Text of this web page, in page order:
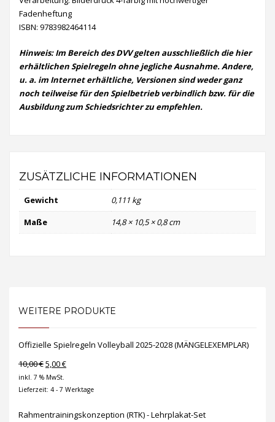
Fadenheftung
ISBN: 9783982464114
Hinweis: Im Bereich des DVV gelten ausschließlich die hier
erhältlichen Spielregeln ohne jegliche Ausnahme. Andere,
u. a. im Internet erhältliche, Versionen sind weder ganz
noch teilweise für den Spielbetrieb verbindlich bzw. für die
Ausbildung zum Schiedsrichter zu empfehlen.
ZUSÄTZLICHE INFORMATIONEN
Gewicht
0,111 kg
Maße
14,8 × 10,5 × 0,8 cm
WEITERE PRODUKTE
Offizielle Spielregeln Volleyball 2025-2028 (MÄNGELEXEMPLAR)
10,00€Ursprünglicher
Preis
war:
5,00€Aktueller
ist:
inkl. 7 % MwSt.
Lieferzeit: 4 - 7 Werktage
Rahmentrainingskonzeption (RTK) - Lehrplakat-Set